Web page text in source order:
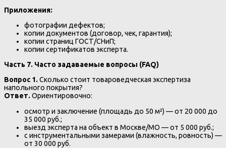
Приложения:
фотографии дефектов;
копии документов (договор, чек, гарантия);
копии страниц ГОСТ/СНиП;
копии сертификатов эксперта.
Часть 7. Часто задаваемые вопросы (FAQ)
Вопрос 1.Сколько стоит товароведческая экспертиза
напольного покрытия?
Ответ.Ориентировочно:
осмотр и заключение (площадь до 50 м²) — от 20 000 до
35 000 руб.;
выезд эксперта на объект в Москве/МО — от 5 000 руб.;
с инструментальными замерами (влажность, ровность) —
от 30 000 руб.